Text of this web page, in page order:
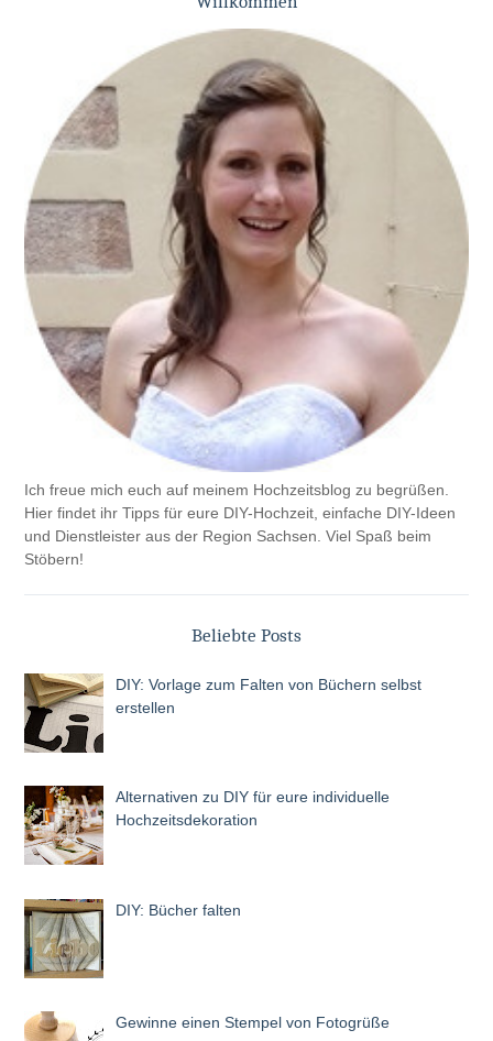
Ich freue mich euch auf meinem Hochzeitsblog zu begrüßen.
Hier findet ihr Tipps für eure DIY-Hochzeit, einfache DIY-Ideen
und Dienstleister aus der Region Sachsen. Viel Spaß beim
Stöbern!
Beliebte Posts
DIY: Vorlage zum Falten von Büchern selbst
erstellen
Alternativen zu DIY für eure individuelle
Hochzeitsdekoration
DIY: Bücher falten
Gewinne einen Stempel von Fotogrüße